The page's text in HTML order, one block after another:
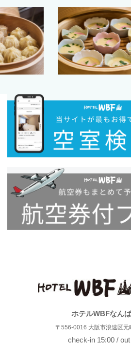
ホテルWBFなん
〒556-0016 大阪市浪速区
check-in 15:00 /